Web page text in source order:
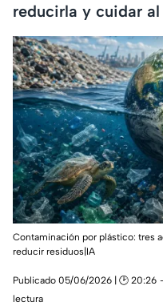
reducirla y cuidar al
Contaminación por plástico: tres
reducir residuos|IA
Publicado 05/06/2026 | 🕑 20:26
lectura